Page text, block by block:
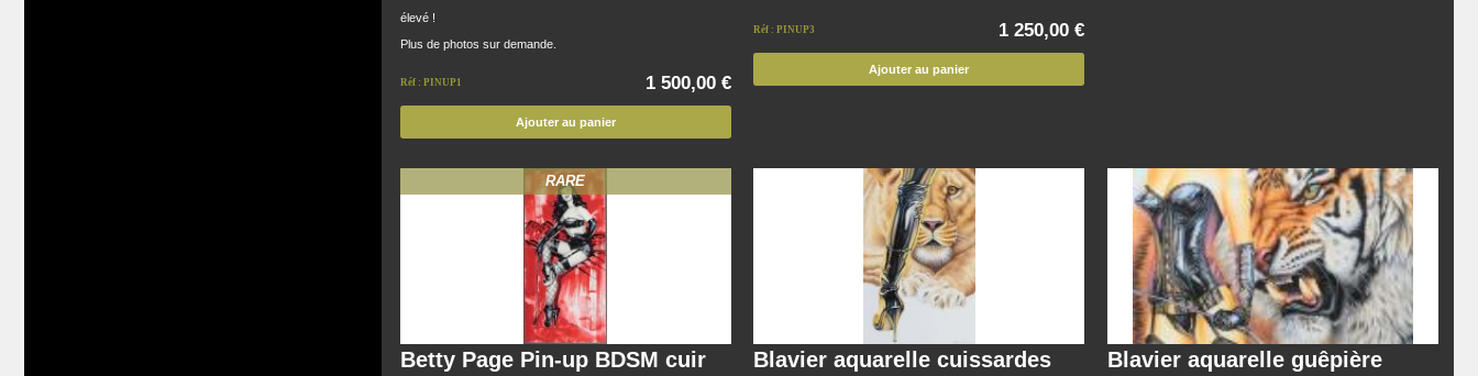
élevé !
Plus de photos sur demande.
Réf : PINUP1 1 500,00 €
Ajouter au panier
Réf : PINUP3 1 250,00 €
Ajouter au panier
RARE
Betty Page Pin-up BDSM cuir
Blavier aquarelle cuissardes
Blavier aquarelle guêpière